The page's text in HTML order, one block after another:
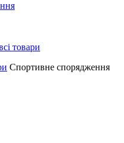
Спортивне спорядження